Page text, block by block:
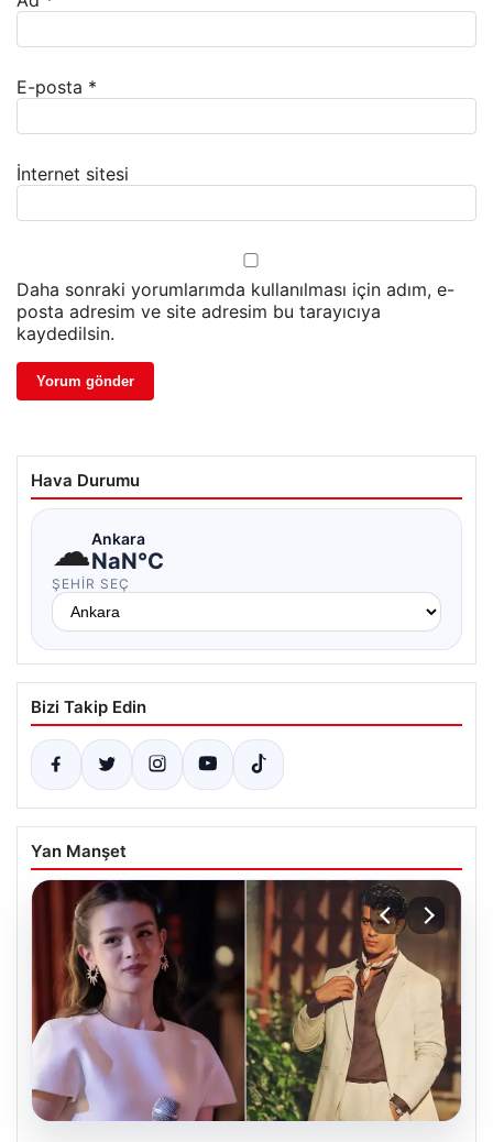
E-posta *
İnternet sitesi
Daha sonraki yorumlarımda kullanılması için adım, e-
posta adresim ve site adresim bu tarayıcıya
kaydedilsin.
Hava Durumu
☁Ankara
NaN°C
ŞEHIR SEÇ
Bizi Takip Edin
Yan Manşet